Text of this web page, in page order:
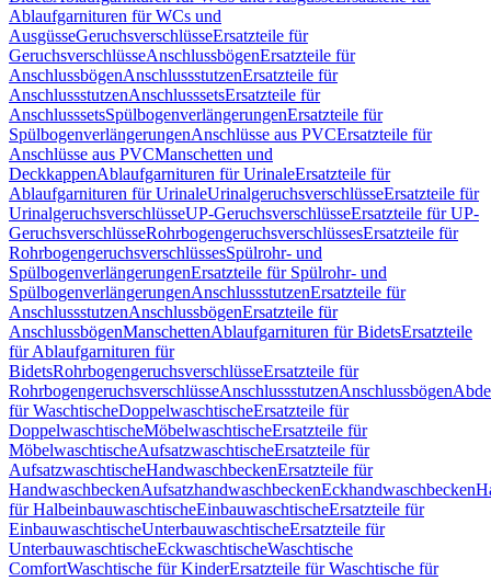
Ablaufgarnituren für WCs und
AusgüsseGeruchsverschlüsseErsatzteile für
GeruchsverschlüsseAnschlussbögenErsatzteile für
AnschlussbögenAnschlussstutzenErsatzteile für
AnschlussstutzenAnschlusssetsErsatzteile für
AnschlusssetsSpülbogenverlängerungenErsatzteile für
SpülbogenverlängerungenAnschlüsse aus PVCErsatzteile für
Anschlüsse aus PVCManschetten und
DeckkappenAblaufgarnituren für UrinaleErsatzteile für
Ablaufgarnituren für UrinaleUrinalgeruchsverschlüsseErsatzteile für
UrinalgeruchsverschlüsseUP-GeruchsverschlüsseErsatzteile für UP-
GeruchsverschlüsseRohrbogengeruchsverschlüssesErsatzteile für
RohrbogengeruchsverschlüssesSpülrohr- und
SpülbogenverlängerungenErsatzteile für Spülrohr- und
SpülbogenverlängerungenAnschlussstutzenErsatzteile für
AnschlussstutzenAnschlussbögenErsatzteile für
AnschlussbögenManschettenAblaufgarnituren für BidetsErsatzteile
für Ablaufgarnituren für
BidetsRohrbogengeruchsverschlüsseErsatzteile für
RohrbogengeruchsverschlüsseAnschlussstutzenAnschlussbögen
für WaschtischeDoppelwaschtischeErsatzteile für
DoppelwaschtischeMöbelwaschtischeErsatzteile für
MöbelwaschtischeAufsatzwaschtischeErsatzteile für
AufsatzwaschtischeHandwaschbeckenErsatzteile für
HandwaschbeckenAufsatzhandwaschbeckenEckhandwaschbecken
für HalbeinbauwaschtischeEinbauwaschtischeErsatzteile für
EinbauwaschtischeUnterbauwaschtischeErsatzteile für
UnterbauwaschtischeEckwaschtischeWaschtische
ComfortWaschtische für KinderErsatzteile für Waschtische für